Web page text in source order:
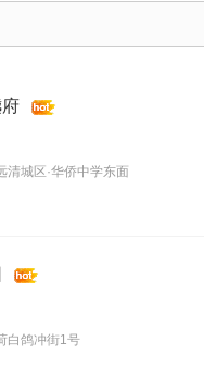
清城区·华侨中学东面
白鸽冲街1号